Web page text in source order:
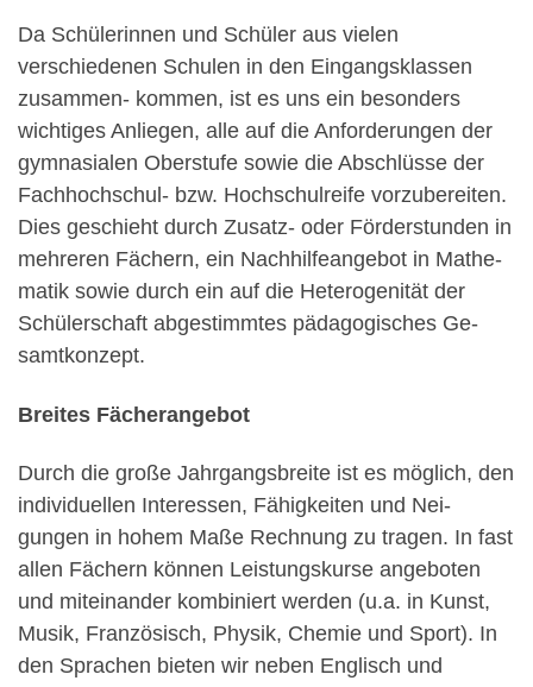
Da Schülerinnen und Schüler aus vielen
verschiedenen Schulen in den Eingangsklassen
zusammen- kommen, ist es uns ein besonders
wichtiges Anliegen, alle auf die Anforderungen der
gymnasialen Oberstufe sowie die Abschlüsse der
Fachhochschul- bzw. Hochschulreife vorzubereiten.
Dies geschieht durch Zusatz- oder Förderstunden in
mehreren Fächern, ein Nachhilfeangebot in Mathe-
matik sowie durch ein auf die Heterogenität der
Schülerschaft abgestimmtes pädagogisches Ge-
samtkonzept.
Breites Fächerangebot
Durch die große Jahrgangsbreite ist es möglich, den
individuellen Interessen, Fähigkeiten und Nei-
gungen in hohem Maße Rechnung zu tragen. In fast
allen Fächern können Leistungskurse angeboten
und miteinander kombiniert werden (u.a. in Kunst,
Musik, Französisch, Physik, Chemie und Sport). In
den Sprachen bieten wir neben Englisch und